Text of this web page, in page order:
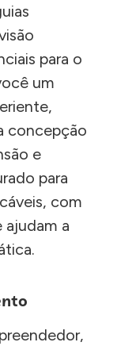
para o
um
concepção
e
para
com
ajudam a